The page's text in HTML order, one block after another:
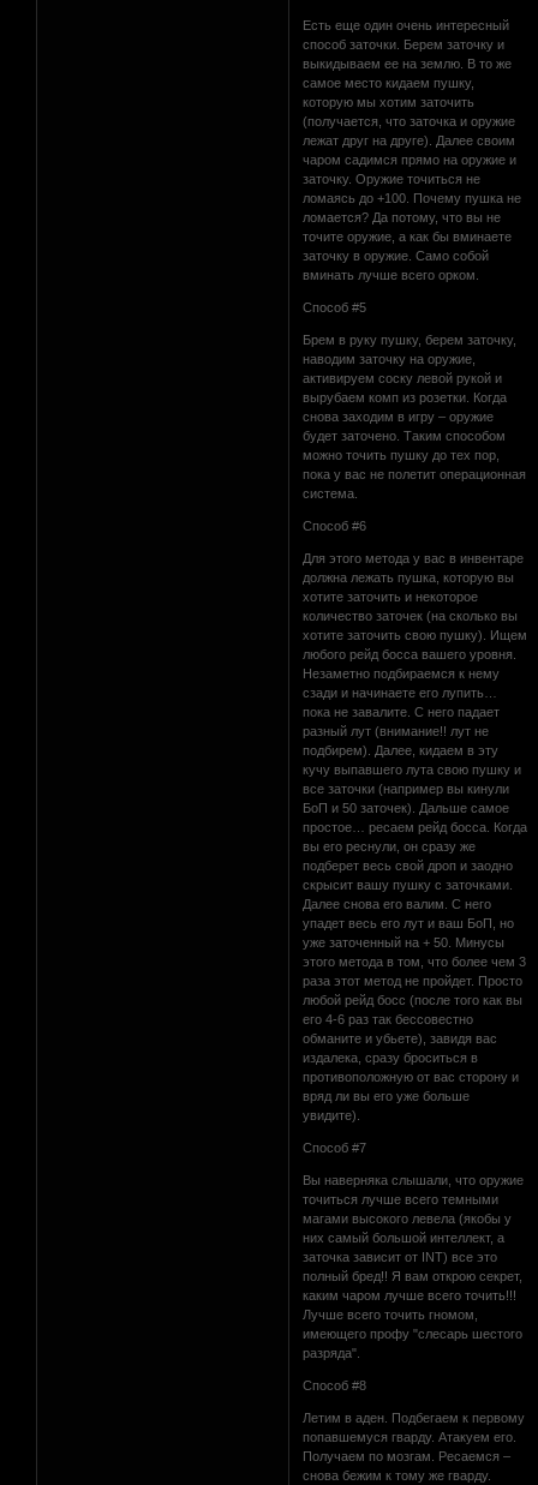
Есть еще один очень интересный
способ заточки. Берем заточку и
выкидываем ее на землю. В то же
самое место кидаем пушку,
которую мы хотим заточить
(получается, что заточка и оружие
лежат друг на друге). Далее своим
чаром садимся прямо на оружие и
заточку. Оружие точиться не
ломаясь до +100. Почему пушка не
ломается? Да потому, что вы не
точите оружие, а как бы вминаете
заточку в оружие. Само собой
вминать лучше всего орком.
Способ #5
Брем в руку пушку, берем заточку,
наводим заточку на оружие,
активируем соску левой рукой и
вырубаем комп из розетки. Когда
снова заходим в игру – оружие
будет заточено. Таким способом
можно точить пушку до тех пор,
пока у вас не полетит операционная
система.
Способ #6
Для этого метода у вас в инвентаре
должна лежать пушка, которую вы
хотите заточить и некоторое
количество заточек (на сколько вы
хотите заточить свою пушку). Ищем
любого рейд босса вашего уровня.
Незаметно подбираемся к нему
сзади и начинаете его лупить…
пока не завалите. С него падает
разный лут (внимание!! лут не
подбирем). Далее, кидаем в эту
кучу выпавшего лута свою пушку и
все заточки (например вы кинули
БоП и 50 заточек). Дальше самое
простое… ресаем рейд босса. Когда
вы его реснули, он сразу же
подберет весь свой дроп и заодно
скрысит вашу пушку с заточками.
Далее снова его валим. С него
упадет весь его лут и ваш БоП, но
уже заточенный на + 50. Минусы
этого метода в том, что более чем 3
раза этот метод не пройдет. Просто
любой рейд босс (после того как вы
его 4-6 раз так бессовестно
обманите и убьете), завидя вас
издалека, сразу броситься в
противоположную от вас сторону и
вряд ли вы его уже больше
увидите).
Способ #7
Вы наверняка слышали, что оружие
точиться лучше всего темными
магами высокого левела (якобы у
них самый большой интеллект, а
заточка зависит от INT) все это
полный бред!! Я вам открою секрет,
каким чаром лучше всего точить!!!
Лучше всего точить гномом,
имеющего профу "слесарь шестого
разряда".
Способ #8
Летим в аден. Подбегаем к первому
попавшемуся гварду. Атакуем его.
Получаем по мозгам. Ресаемся –
снова бежим к тому же гварду.